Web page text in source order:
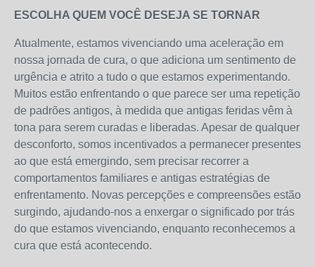
ESCOLHA QUEM VOCÊ DESEJA SE TORNAR
Atualmente, estamos vivenciando uma aceleração em
nossa jornada de cura, o que adiciona um sentimento de
urgência e atrito a tudo o que estamos experimentando.
Muitos estão enfrentando o que parece ser uma repetição
de padrões antigos, à medida que antigas feridas vêm à
tona para serem curadas e liberadas. Apesar de qualquer
desconforto, somos incentivados a permanecer presentes
ao que está emergindo, sem precisar recorrer a
comportamentos familiares e antigas estratégias de
enfrentamento. Novas percepções e compreensões estão
surgindo, ajudando-nos a enxergar o significado por trás
do que estamos vivenciando, enquanto reconhecemos a
cura que está acontecendo.